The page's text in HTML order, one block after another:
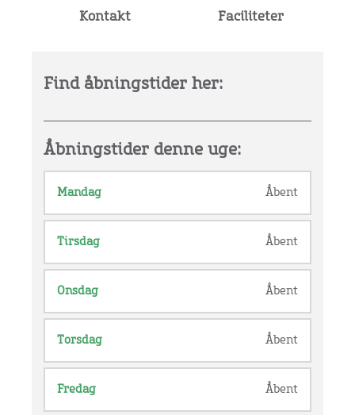
Kontakt Faciliteter
Find åbningstider her:
Åbningstider denne uge:
Mandag Åbent
Tirsdag Åbent
Onsdag Åbent
Torsdag Åbent
Fredag Åbent